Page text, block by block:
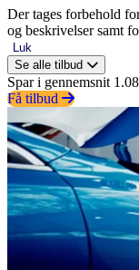
Der tages forbehold
og beskrivelser samt
Luk
Se alle tilbud
Spar i gennemsnit
Få tilbud